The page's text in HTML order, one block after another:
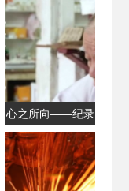
心之所向——纪录
最后的赤脚医生